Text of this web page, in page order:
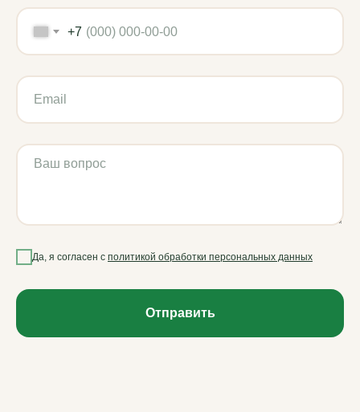
+7
Да, я согласен с политикой обработки персональных данных
Отправить